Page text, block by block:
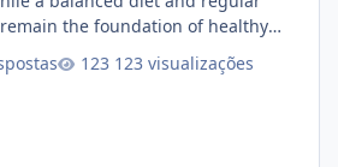
the foundation of healthy
for additional support.
123 visualizações